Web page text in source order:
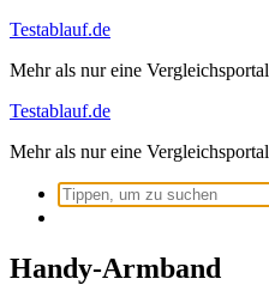
Zum
springen
Testablauf.de
Mehr als nur eine Vergleichsportal
Testablauf.de
Mehr als nur eine Vergleichsportal
Suchen
nach:
Handy-Armband